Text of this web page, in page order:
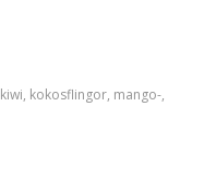
kiwi, kokosflingor, mango-,